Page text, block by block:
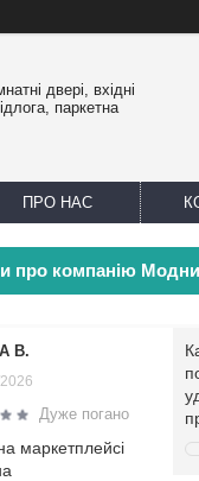
двері, вхідні
паркетна
ПРО НАС
про компанію
В.
Дуже погано
маркетплейсі